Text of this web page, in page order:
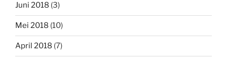
Juni 2018 (3)
Mei 2018 (10)
April 2018 (7)